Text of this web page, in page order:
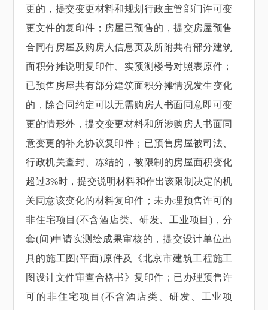
更的，提交变更材料和规划行政主管部门许可变
更文件的复印件；房屋已预售的，提交房屋预售
合同有房屋及购房人信息页及所附共有部分建筑
面积分摊说明复印件、实预测楼号对照表原件；
已预售房屋共有部分建筑面积分摊情况发生变化
的，除合同约定可以无需购房人书面同意即可变
更的情形外，提交变更材料和所涉购房人书面同
意变更的补充协议复印件；已预售房屋被司法、
行政机关查封、冻结的，被限制的房屋面积变化
超过3%时，提交说明材料和作出该限制决定的机
关同意该变化的材料复印件；未办理预售许可的
非住宅项目(不含酒店类、研发、工业项目)，分
套(间)申请实测绘成果审核的，提交设计单位出
具的施工图(平面)原件及《北京市建筑工程施工
图设计文件审查合格书》复印件；已办理预售许
可的非住宅项目(不含酒店类、研发、工业项